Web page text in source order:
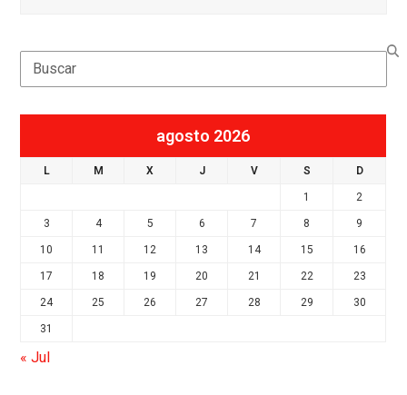
Search
agosto 2026
L M X J V S D
1 2
3 4 5 6 7 8 9
10 11 12 13 14 15 16
17 18 19 20 21 22 23
24 25 26 27 28 29 30
31
« Jul